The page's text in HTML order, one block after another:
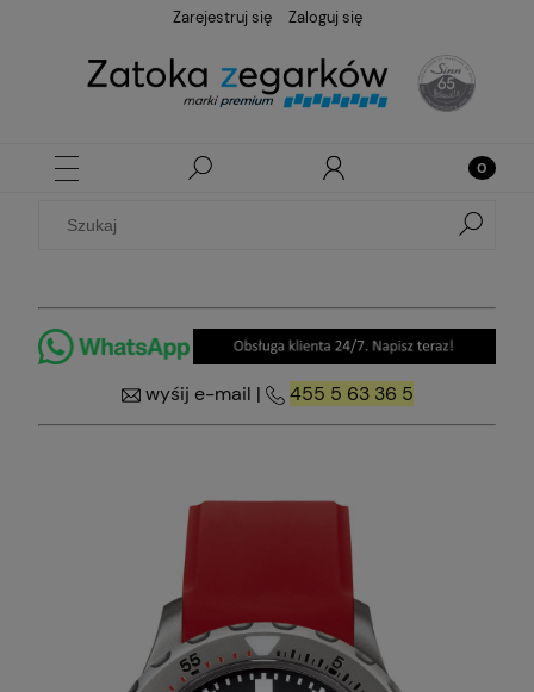
Zarejestruj się Zaloguj się
wyśij e-mail | 455 5 63 36 5